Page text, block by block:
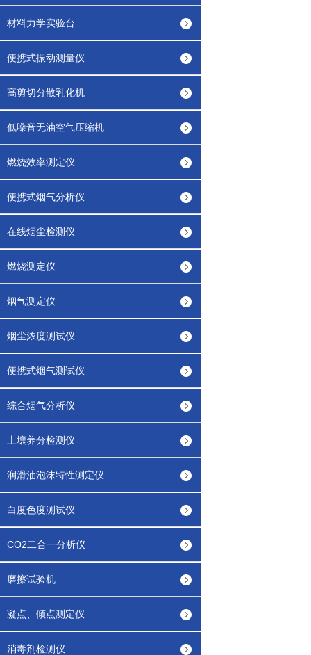
材料力学实验台
便携式振动测量仪
高剪切分散乳化机
低噪音无油空气压缩机
燃烧效率测定仪
便携式烟气分析仪
在线烟尘检测仪
燃烧测定仪
烟气测定仪
烟尘浓度测试仪
便携式烟气测试仪
综合烟气分析仪
土壤养分检测仪
润滑油泡沫特性测定仪
白度色度测试仪
CO2二合一分析仪
磨擦试验机
凝点、倾点测定仪
消毒剂检测仪